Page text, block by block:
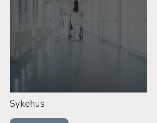
Sykehus